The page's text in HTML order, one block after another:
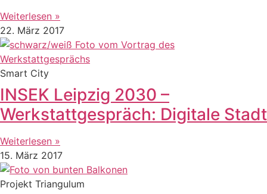
Weiterlesen »
22. März 2017
Smart City
INSEK Leipzig 2030 –
Werkstattgespräch: Digitale Stadt
Weiterlesen »
15. März 2017
Projekt Triangulum